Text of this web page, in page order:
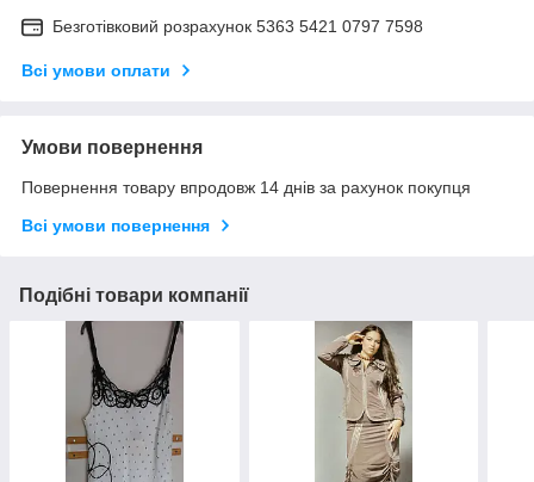
Безготівковий розрахунок 5363 5421 0797 7598
Всі умови оплати
Умови повернення
Повернення товару впродовж 14 днів за рахунок покупця
Всі умови повернення
Подібні товари компанії